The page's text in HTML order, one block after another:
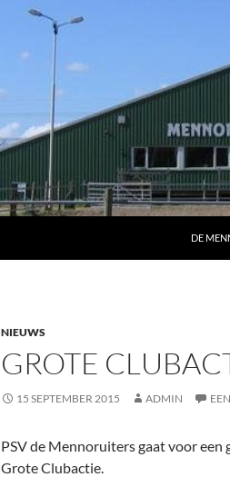
DE
NIEUWS
GROTE
15 SEPTEMBER 2015 ADMIN
PSV de Mennoruiters gaat voor een
Grote Clubactie.